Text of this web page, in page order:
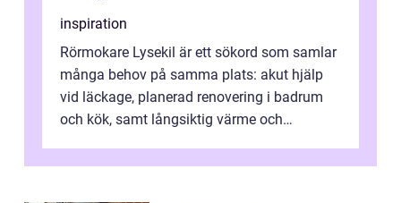
inspiration
Rörmokare Lysekil är ett sökord som samlar
många behov på samma plats: akut hjälp
vid läckage, planerad renovering i badrum
och kök, samt långsiktig värme och